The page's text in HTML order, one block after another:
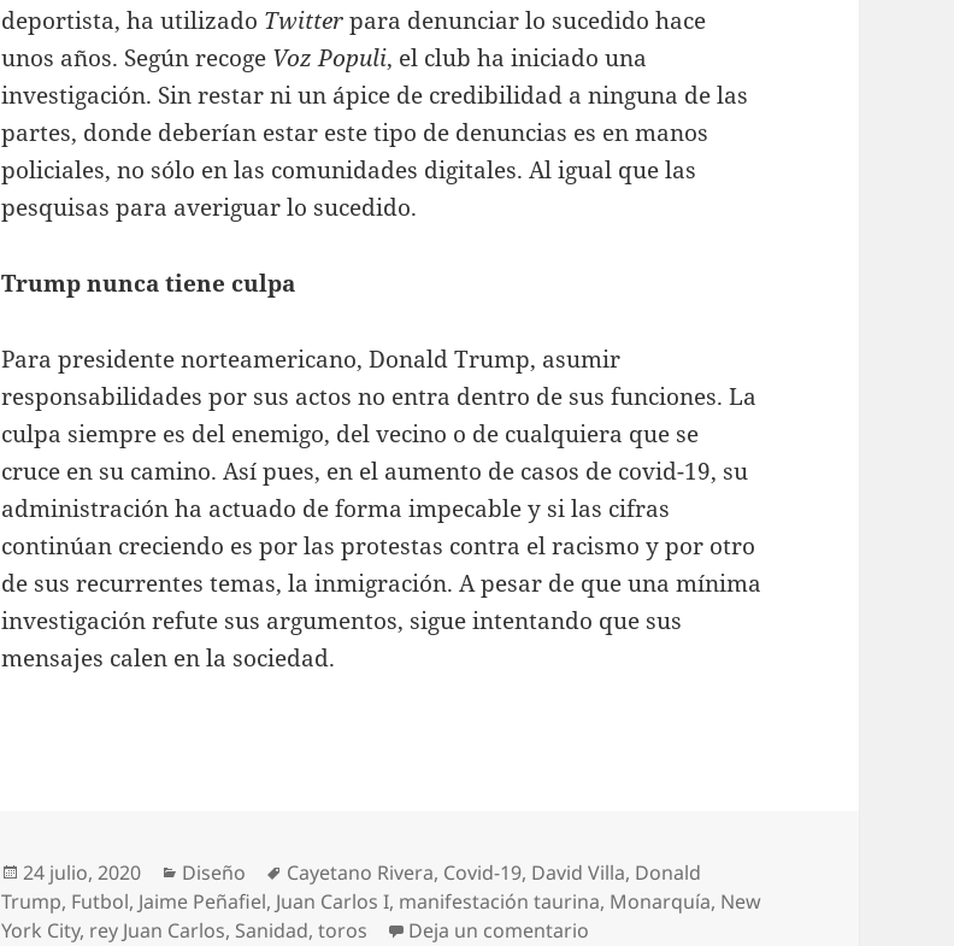
deportista, ha utilizado Twitterpara denunciar lo sucedido hace
unos años. Según recoge Voz Populi, el club ha iniciado una
investigación. Sin restar ni un ápice de credibilidad a ninguna de las
partes, donde deberían estar este tipo de denuncias es en manos
policiales, no sólo en las comunidades digitales. Al igual que las
pesquisas para averiguar lo sucedido.
Trump nunca tiene culpa
Para presidente norteamericano, Donald Trump, asumir
responsabilidades por sus actos no entra dentro de sus funciones. La
culpa siempre es del enemigo, del vecino o de cualquiera que se
cruce en su camino. Así pues, en el aumento de casos de covid-19, su
administración ha actuado de forma impecable y si las cifras
continúan creciendo es por las protestas contra el racismo y por otro
de sus recurrentes temas, la inmigración. A pesar de que una mínima
investigación refute sus argumentos, sigue intentando que sus
mensajes calen en la sociedad.
Publicado
el
24 julio, 2020 Categorías
Diseño Etiquetas
Cayetano Rivera, Covid-19, David Villa, Donald
Trump, Futbol, Jaime Peñafiel, Juan Carlos I, manifestación taurina, Monarquía, New
York City, rey Juan Carlos, Sanidad,toros Deja un comentario